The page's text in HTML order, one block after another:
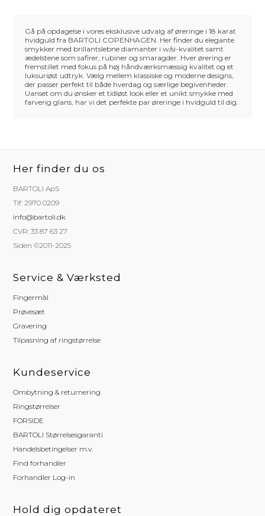
Gå på opdagelse i vores eksklusive udvalg af øreringe i 18 karat
hvidguld fra BARTOLI COPENHAGEN. Her finder du elegante
smykker med brillantslebne diamanter i w/si-kvalitet samt
ædelstene som safirer, rubiner og smaragder. Hver ørering er
fremstillet med fokus på høj håndværksmæssig kvalitet og et
luksuriøst udtryk. Vælg mellem klassiske og moderne designs,
der passer perfekt til både hverdag og særlige begivenheder.
Uanset om du ønsker et tidløst look eller et unikt smykke med
farverig glans, har vi det perfekte par øreringe i hvidguld til dig.
Her finder du os
BARTOLI ApS
Tlf: 2970 0209
info@bartoli.dk
CVR: 33 87 63 27
Siden ©2011-2025
Service & Værksted
Fingermål
Prøvesæt
Gravering
Tilpasning af ringstørrelse
Kundeservice
Ombytning & returnering
Ringstørrelser
FORSIDE
BARTOLI Størrelsesgaranti
Handelsbetingelser m.v.
Find forhandler
Forhandler Log-in
Hold dig opdateret